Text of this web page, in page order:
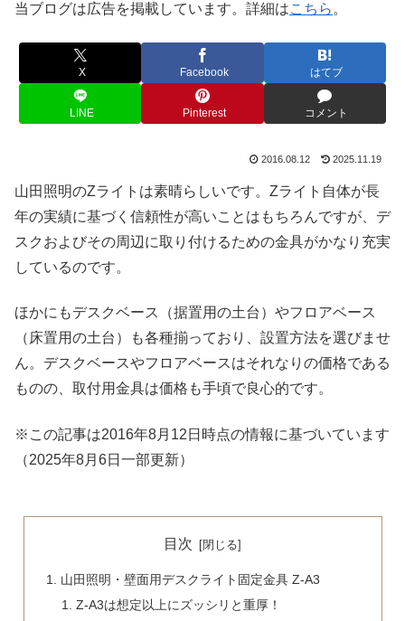
当ブログは広告を掲載しています。詳細はこちら 。
X Facebook はてブ
LINE Pinterest コメント
2016.08.12 2025.11.19
山田照明のZライトは素晴らしいです。Zライト自体が長
年の実績に基づく信頼性が高いことはもちろんですが、デ
スクおよびその周辺に取り付けるための金具がかなり充実
しているのです。
ほかにもデスクベース（据置用の土台）やフロアベース
（床置用の土台）も各種揃っており、設置方法を選びませ
ん。デスクベースやフロアベースはそれなりの価格である
ものの、取付用金具は価格も手頃で良心的です。
※この記事は2016年8月12日時点の情報に基づいています
（2025年8月6日一部更新）
目次
山田照明・壁面用デスクライト固定金具 Z-A3
Z-A3は想定以上にズッシリと重厚！